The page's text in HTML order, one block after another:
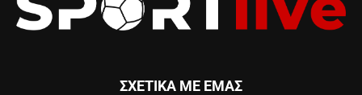
ΣΧΕΤΙΚΑ ΜΕ ΕΜΑΣ